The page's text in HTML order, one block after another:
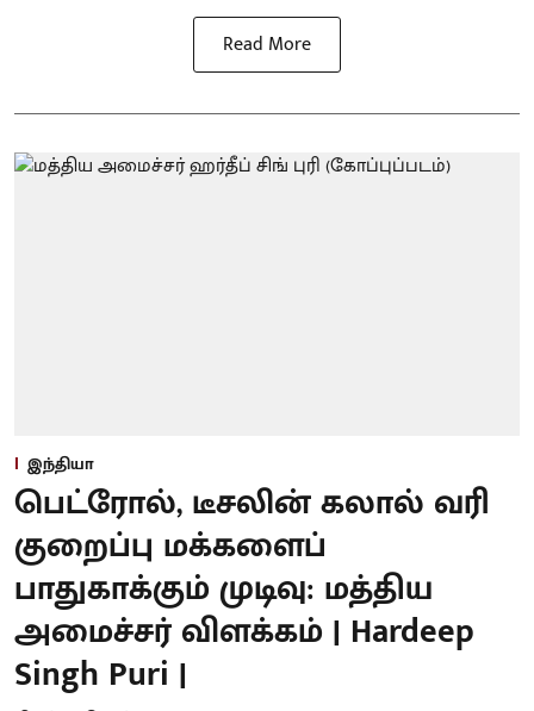
Read More
இந்தியா
பெட்ரோல், டீசலின் கலால் வரி
குறைப்பு மக்களைப்
பாதுகாக்கும் முடிவு: மத்திய
அமைச்சர் விளக்கம் | Hardeep
Singh Puri |